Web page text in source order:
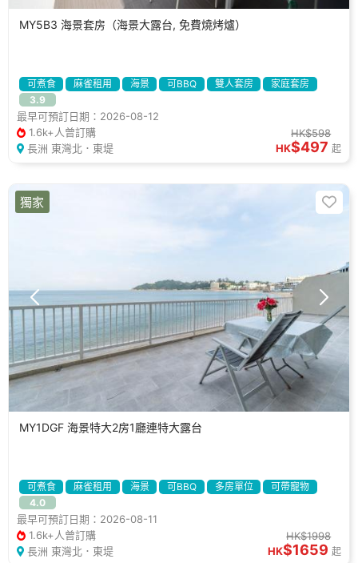
MY5B3 海景套房（海景大露台, 免費燒烤爐）
可煮食 麻雀租用 海景 可BBQ 雙人套房
家庭套房
假日好去處
3.9
最早可預訂日期：2026-08-12
1.6k+人曾訂購
長洲 東灣北．東堤
HK$598
HK$497 起
MY1DGF 海景特大2房1廳連特大露台
可煮食 麻雀租用 海景 可BBQ 多房單位
可帶寵物
度假屋
4.0
最早可預訂日期：2026-08-11
1.6k+人曾訂購
長洲 東灣北．東堤
HK$1998
HK$1659 起
獨家